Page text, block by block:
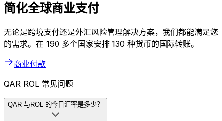
简化全球商业支付
无论是跨境支付还是外汇风险管理解决方案，我们都能满足您
的需求。在 190 多个国家安排 130 种货币的国际转账。
商业付款
QAR ROL 常见问题
QAR 与ROL 的今日汇率是多少？